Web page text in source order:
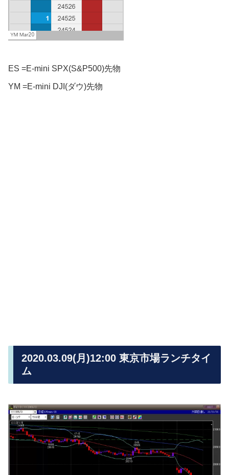
ES =E-mini SPX(S&P500)先物
YM =E-mini DJI(ダウ)先物
2020.03.09(月)12:00 東京市場ランチタイ
ム